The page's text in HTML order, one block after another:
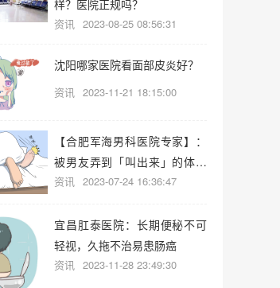
样？医院正规吗？
资讯 2023-08-25 08:56:31
沈阳哪家医院看面部皮炎好？
资讯 2023-11-21 18:15:00
【合肥军海男科医院专家】：
被男友弄到「叫出来」的体验
有多爽？
资讯 2023-07-24 16:36:47
宜昌肛泰医院：长期便秘不可
轻视，久拖不治易患肠癌
资讯 2023-11-28 23:49:30